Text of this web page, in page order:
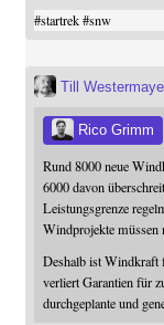
#startrek #snw
Till
Rico Grimm
Rund 8000 neue
6000 davon
Leistungsgrenze
Windprojekte müssen
Deshalb ist Windkraft
verliert Garantien für
durchgeplante und